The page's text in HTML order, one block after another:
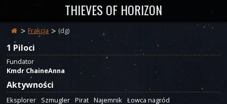
THIEVES OF HORIZON
Frakcja (dg)
1 Piloci
Fundator
Kmdr ChaineAnna
Aktywności
Eksplorer Szmugler Pirat Najemnik Łowca nagród